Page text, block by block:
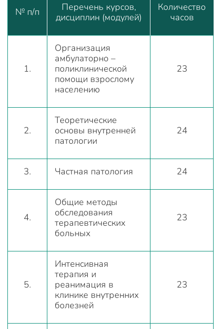
№ п/п
Перечень курсов,
дисциплин (модулей)
Количество
часов
1.
Организация
амбулаторно –
поликлинической
помощи взрослому
населению
23
2.
Теоретические
основы внутренней
патологии
24
3. Частная патология 24
4.
Общие методы
обследования
терапевтических
больных
23
5.
Интенсивная
терапия и
реанимация в
клинике внутренних
болезней
23